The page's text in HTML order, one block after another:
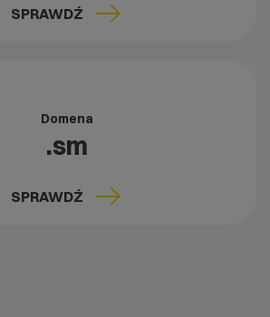
SPRAWDŹ
Domena
.sm
SPRAWDŹ